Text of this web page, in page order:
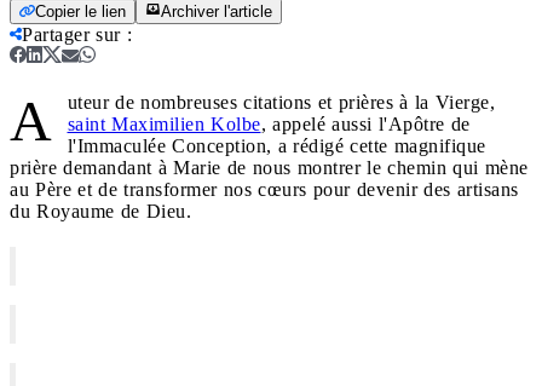
Copier le lien Archiver l'article
Partager sur:
A
uteur de nombreuses citations et prières à la Vierge,
saint Maximilien Kolbe, appelé aussi l'Apôtre de
l'Immaculée Conception, a rédigé cette magnifique
prière demandant à Marie de nous montrer le chemin qui mène
au Père et de transformer nos cœurs pour devenir des artisans
du Royaume de Dieu.